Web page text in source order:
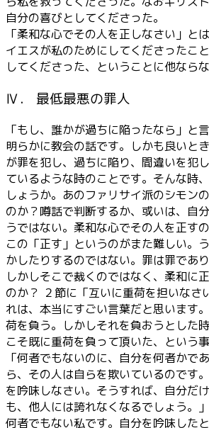
自分の喜びとしてくださった。
「柔和な心でその人を正しなさい」と
イエスが私のためにしてくださったこ
してくださった、ということに他ならな
Ⅳ． 最低最悪の罪人
「もし、誰かが過ちに陥ったなら」と
明らかに教会の話です。しかも良いと
が罪を犯し、過ちに陥り、間違いを犯
ているような時のことです。そんな時
しょうか。あのファリサイ派のシモン
のか？噂話で判断するか、或いは、自
うではない。柔和な心でその人を正すの
この「正す」というのがまた難しい。
かしたりするのではない。罪は罪であ
しかしそこで裁くのではなく、柔和に
のか？ ２節に「互いに重荷を担いなさ
れは、本当にすごい言葉だと思います
荷を負う。しかしそれを負おうとした
こそ既に重荷を負って頂いた、という事
「何者でもないのに、自分を何者かで
ら、その人は自らを欺いているのです
を吟味しなさい。そうすれば、自分だ
も、他人には誇れなくなるでしょう。」
何者でもない私です。自分を吟味した